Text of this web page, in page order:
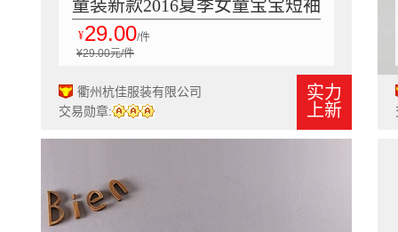
童装新款2016夏季女童宝宝短袖
T恤儿童T恤卡通打底衫童趣
¥29.00/件
¥29.00元/件
衢州杭佳服装有限公司
交易勋章:
实力
上新